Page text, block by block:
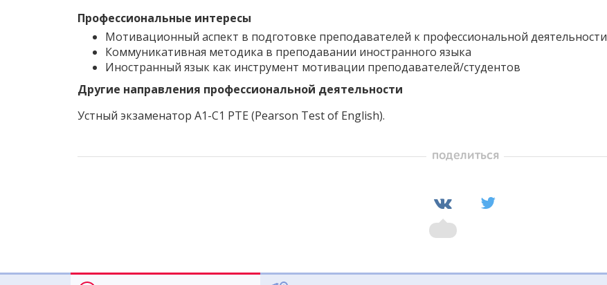
Профессиональные интересы
Мотивационный аспект в подготовке преподавателей к профессиональной деятельности
Коммуникативная методика в преподавании иностранного языка
Иностранный язык как инструмент мотивации преподавателей/студентов
Другие направления профессиональной деятельности
Устный экзаменатор A1-C1 PTE (Pearson Test of English).
поделиться